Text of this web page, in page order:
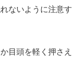
ないように注意す
目頭を軽く押さえ